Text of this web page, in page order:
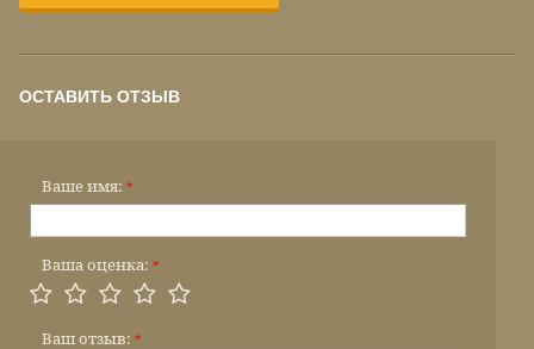
ОСТАВИТЬ ОТЗЫВ
Ваше имя: *
Ваша оценка: *
Ваш отзыв: *